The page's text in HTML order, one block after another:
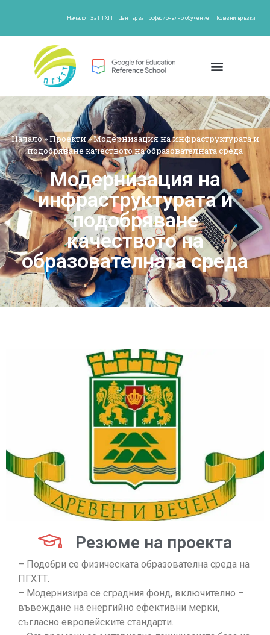
Начало За ПГХТТ Център за професионално обучение Полезни връзки
Начало»Проекти»Модернизация на инфраструктурата и
подобряване качеството на образователната среда
Модернизация на
инфраструктурата и
подобряване
качеството на
образователната среда
Резюме на проекта
– Подобри се физическата образователна среда на
ПГХТТ.
– Модернизира се сградния фонд, включително –
въвеждане на енергийно ефективни мерки,
съгласно европейските стандарти.